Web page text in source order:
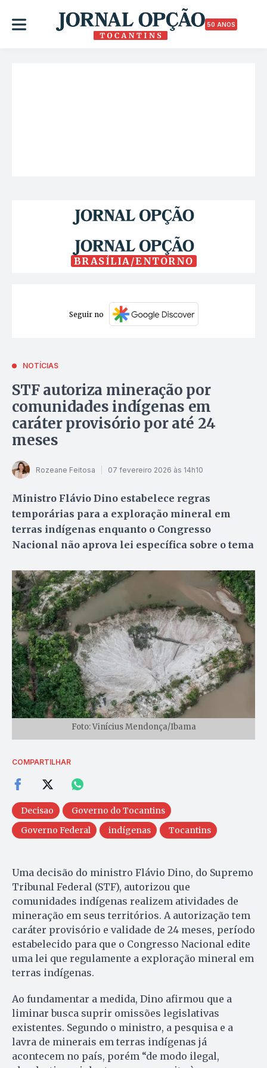
50 ANOS
BRASÍLIA/ENTORNO
Seguir no
NOTÍCIAS
STF autoriza mineração por
comunidades indígenas em
caráter provisório por até 24
meses
Rozeane Feitosa 07 fevereiro 2026 às 14h10
Ministro Flávio Dino estabelece regras
temporárias para a exploração mineral em
terras indígenas enquanto o Congresso
Nacional não aprova lei específica sobre o tema
Foto: Vinícius Mendonça/Ibama
COMPARTILHAR
Decisao
Governo do Tocantins
Governo Federal
indígenas Tocantins
Uma decisão do ministro Flávio Dino, do Supremo
Tribunal Federal (STF), autorizou que
comunidades indígenas realizem atividades de
mineração em seus territórios. A autorização tem
caráter provisório e validade de 24 meses, período
estabelecido para que o Congresso Nacional edite
uma lei que regulamente a exploração mineral em
terras indígenas.
Ao fundamentar a medida, Dino afirmou que a
liminar busca suprir omissões legislativas
existentes. Segundo o ministro, a pesquisa e a
lavra de minerais em terras indígenas já
acontecem no país, porém “de modo ilegal,